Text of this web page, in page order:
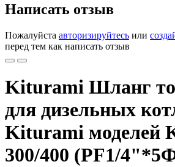
Написать отзыв
Пожалуйста авторизируйтесь или
перед тем как написать отзыв
Kiturami Шланг
для дизельных
Kiturami моделей
300/400 (PF1/